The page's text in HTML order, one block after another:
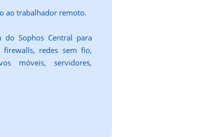
ao trabalhador remoto.
Sophos Central para
firewalls, redes sem fio,
móveis, servidores,